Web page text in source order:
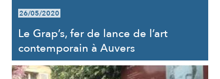
26/05/2020
Le Grap’s, fer de lance de l’art
contemporain à Auvers